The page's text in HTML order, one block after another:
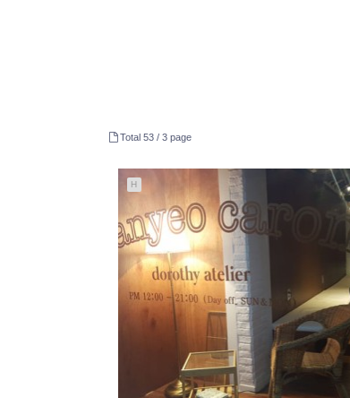
Total 53 / 3 page
H